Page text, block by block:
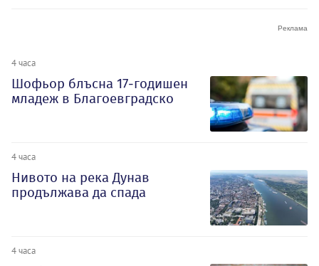
4 часа
Шофьор блъсна 17-годишен
младеж в Благоевградско
4 часа
Нивото на река Дунав
продължава да спада
4 часа